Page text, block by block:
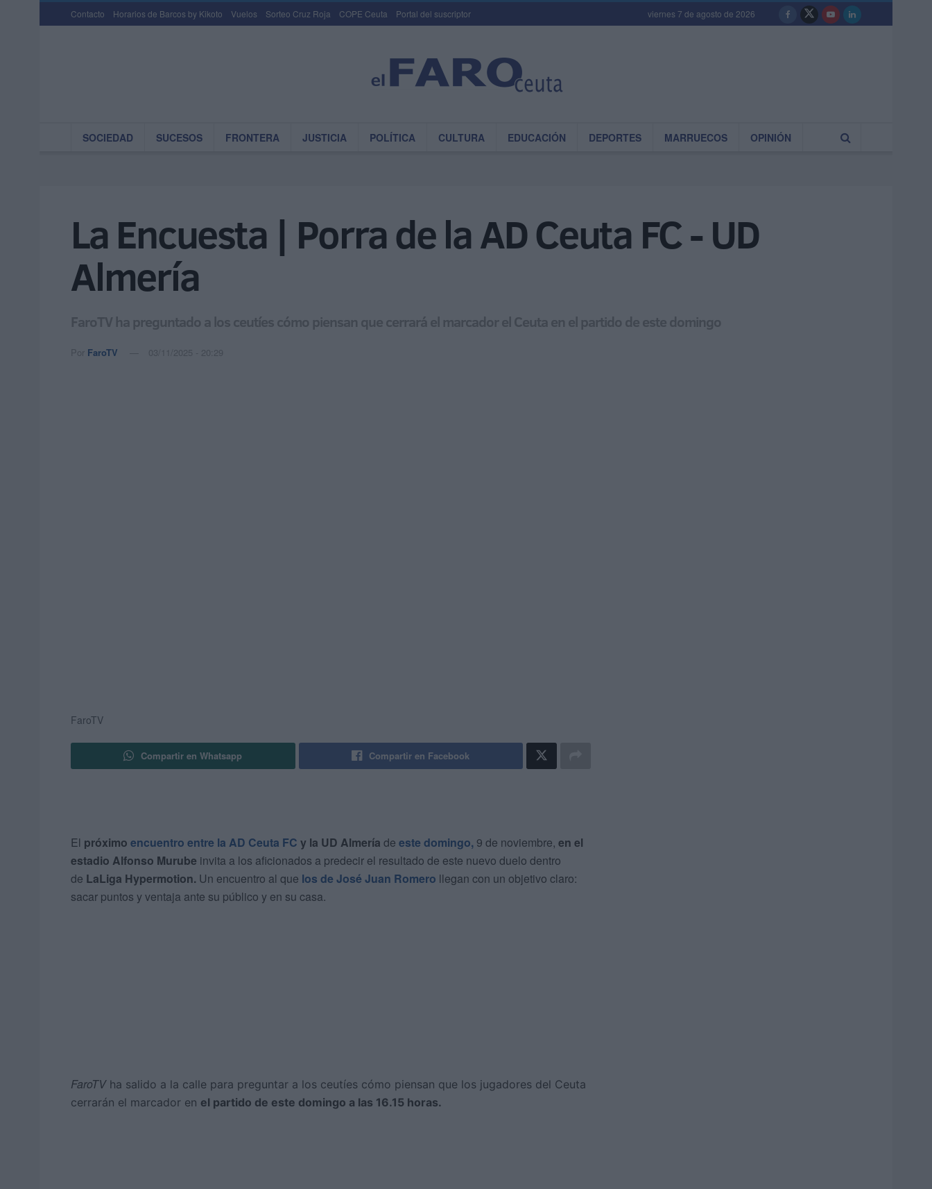
Contacto Horarios de Barcos by Kikoto Vuelos Sorteo Cruz Roja COPE Ceuta Portal del suscriptor viernes 7 de agosto de 2026
SOCIEDAD SUCESOS FRONTERA JUSTICIA POLÍTICA CULTURA EDUCACIÓN DEPORTES MARRUECOS OPINIÓN
La Encuesta | Porra de la AD Ceuta FC - UD
Almería
FaroTV ha preguntado a los ceutíes cómo piensan que cerrará el marcador el Ceuta en el partido de este domingo
Por FaroTV 03/11/2025 - 20:29
FaroTV
Compartir en Whatsapp Compartir en Facebook
El próximo encuentro entre la AD Ceuta FC y la UD Almería de este domingo, 9 de noviembre, en el
estadio Alfonso Murube invita a los aficionados a predecir el resultado de este nuevo duelo dentro
de LaLiga Hypermotion. Un encuentro al que los de José Juan Romero llegan con un objetivo claro:
sacar puntos y ventaja ante su público y en su casa.
FaroTVha salido a la calle para preguntar a los ceutíes cómo piensan que los jugadores del Ceuta
cerrarán el marcador en el partido de este domingo a las 16.15 horas.